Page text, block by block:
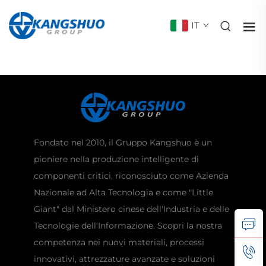
IT
Fondato nel 2010, il Gruppo Kangshuo è un
pioniere nella produzione intelligente di
componenti critici, riconosciuto come Azienda
Nazionale ad Alta Tecnologia e come "Little
Giant" dal Ministero cinese dell'Industria e delle
Tecnologie dell'Informazione. Scopri la nostra
competenza nei nuovi materiali, processi
innovativi, attrezzature avanzate e soluzioni